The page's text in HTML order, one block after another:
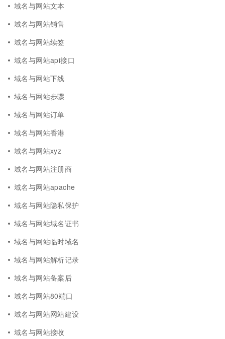
域名与网站文本
域名与网站销售
域名与网站续签
域名与网站api接口
域名与网站下线
域名与网站步骤
域名与网站订单
域名与网站香港
域名与网站xyz
域名与网站注册商
域名与网站apache
域名与网站隐私保护
域名与网站域名证书
域名与网站临时域名
域名与网站解析记录
域名与网站备案后
域名与网站80端口
域名与网站网站建设
域名与网站接收